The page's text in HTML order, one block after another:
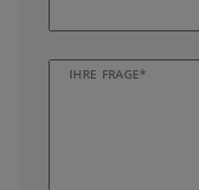
IHRE FRAGE*